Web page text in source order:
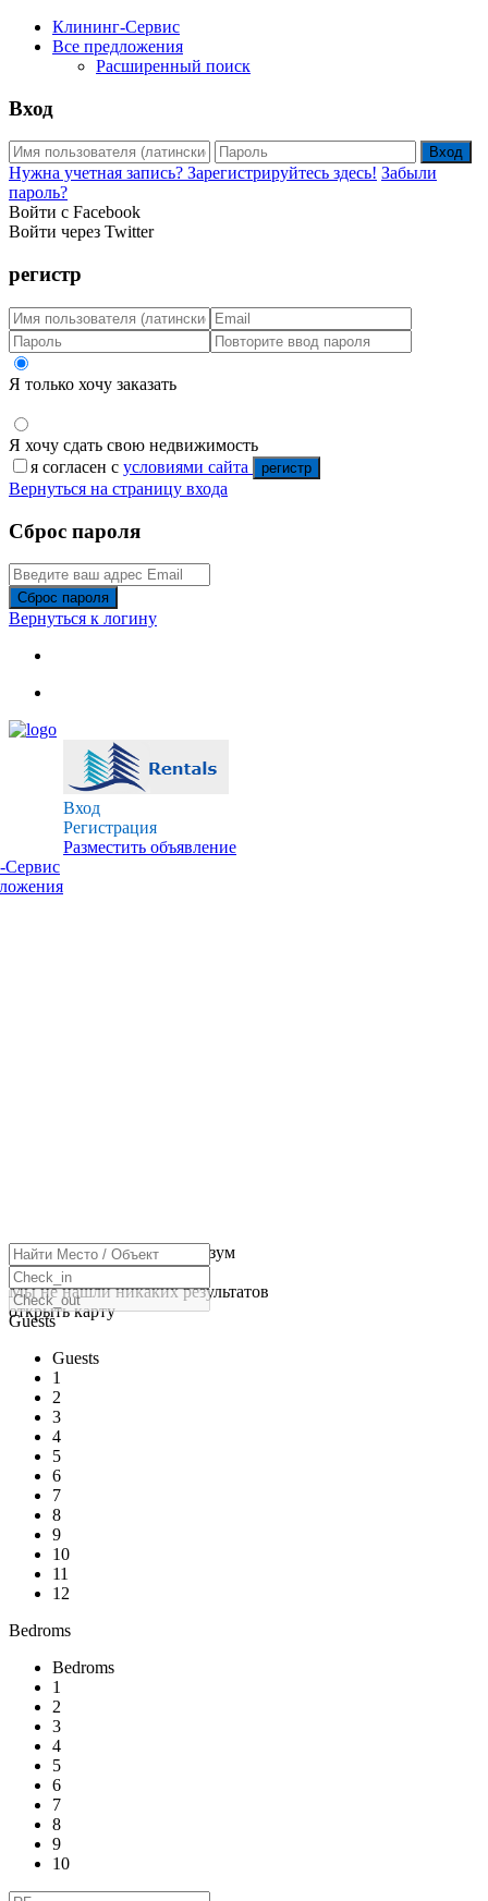
Клининг-Сервис
Все предложения
Расширенный поиск
Вход
Вход
Нужна учетная запись? Зарегистрируйтесь здесь! Забыли
пароль?
Войти с Facebook
Войти через Twitter
регистр
Я только хочу заказать
Я хочу сдать свою недвижимость
я согласен с условиями сайта регистр
Вернуться на страницу входа
Сброс пароля
Сброс пароля
Вернуться к логину
Вход
Регистрация
Разместить объявление
нажмите, чтобы включить зум
Загрузка карт
Мы не нашли никаких результатов
открыть карту
Guests
Guests
1
2
3
4
5
6
7
8
9
10
11
12
Bedroms
Bedroms
1
2
3
4
5
6
7
8
9
10